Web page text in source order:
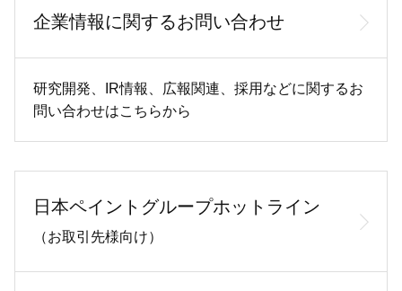
企業情報に関するお問い合わせ
研究開発、IR情報、広報関連、採用などに関するお
問い合わせはこちらから
日本ペイントグループホットライン
（お取引先様向け）